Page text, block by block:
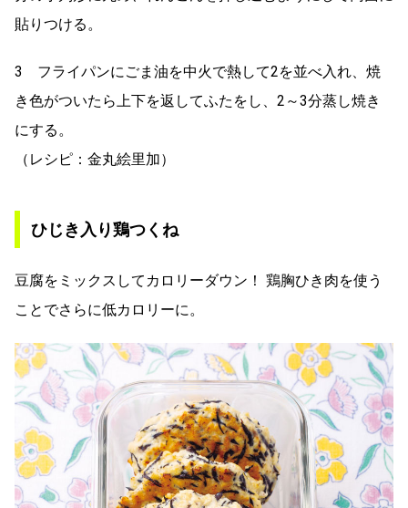
貼りつける。
3 フライパンにごま油を中火で熱して2を並べ入れ、焼
き色がついたら上下を返してふたをし、2～3分蒸し焼き
にする。
（レシピ：金丸絵里加）
ひじき入り鶏つくね
豆腐をミックスしてカロリーダウン！ 鶏胸ひき肉を使う
ことでさらに低カロリーに。